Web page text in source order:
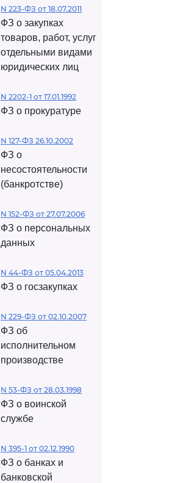
N 223-ФЗ от 18.07.2011
ФЗ о закупках
товаров, работ, услуг
отдельными видами
юридических лиц
N 2202-1 от 17.01.1992
ФЗ о прокуратуре
N 127-ФЗ 26.10.2002
ФЗ о
несостоятельности
(банкротстве)
N 152-ФЗ от 27.07.2006
ФЗ о персональных
данных
N 44-ФЗ от 05.04.2013
ФЗ о госзакупках
N 229-ФЗ от 02.10.2007
ФЗ об
исполнительном
производстве
N 53-ФЗ от 28.03.1998
ФЗ о воинской
службе
N 395-1 от 02.12.1990
ФЗ о банках и
банковской